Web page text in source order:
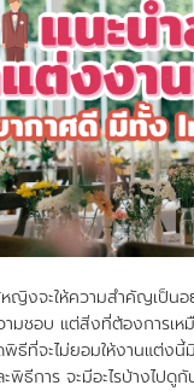
ห้ความสำคัญเป็นอย่าง
มชอบ แต่สิ่งที่ต้องการ
ธีที่จะไม่ยอมให้งานแต่
ธีการ จะมีอะไรบ้างไปดูกั